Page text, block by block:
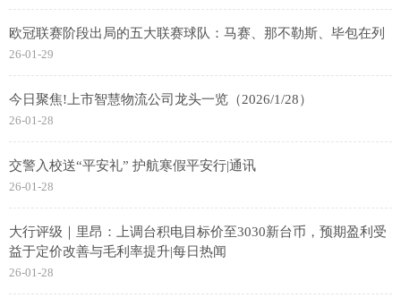
欧冠联赛阶段出局的五大联赛球队：马赛、那不勒斯、毕包在列
26-01-29
今日聚焦!上市智慧物流公司龙头一览（2026/1/28）
26-01-28
交警入校送“平安礼” 护航寒假平安行|通讯
26-01-28
大行评级｜里昂：上调台积电目标价至3030新台币，预期盈利受
益于定价改善与毛利率提升|每日热闻
26-01-28